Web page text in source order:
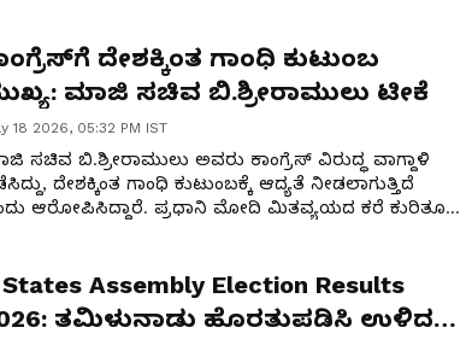
ದೇಶಕ್ಕಿಂತ ಗಾಂಧಿ ಕುಟುಂಬ
ಮಾಜಿ ಸಚಿವ ಬಿ.ಶ್ರೀರಾಮುಲು ಟೀಕೆ
18 2026, 05:32 PM IST
ಸಚಿವ ಬಿ.ಶ್ರೀರಾಮುಲು ಅವರು ಕಾಂಗ್ರೆಸ್ ವಿರುದ್ಧ ವಾಗ್ದಾಳಿ
ದೇಶಕ್ಕಿಂತ ಗಾಂಧಿ ಕುಟುಂಬಕ್ಕೆ ಆದ್ಯತೆ ನೀಡಲಾಗುತ್ತಿದೆ
ಆರೋಪಿಸಿದ್ದಾರೆ. ಪ್ರಧಾನಿ ಮೋದಿ ಮಿತವ್ಯಯದ ಕರೆ ಕುರಿತೂ
Assembly Election Results
ತಮಿಳುನಾಡು ಹೊರತುಪಡಿಸಿ ಉಳಿದ